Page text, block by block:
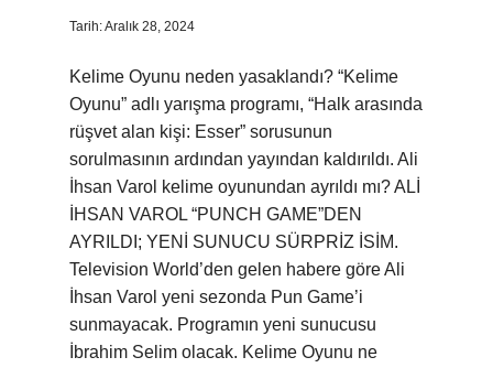
Tarih: Aralık 28, 2024
Kelime Oyunu neden yasaklandı? “Kelime
Oyunu” adlı yarışma programı, “Halk arasında
rüşvet alan kişi: Esser” sorusunun
sorulmasının ardından yayından kaldırıldı. Ali
İhsan Varol kelime oyunundan ayrıldı mı? ALİ
İHSAN VAROL “PUNCH GAME”DEN
AYRILDI; YENİ SUNUCU SÜRPRİZ İSİM.
Television World’den gelen habere göre Ali
İhsan Varol yeni sezonda Pun Game’i
sunmayacak. Programın yeni sunucusu
İbrahim Selim olacak. Kelime Oyunu ne